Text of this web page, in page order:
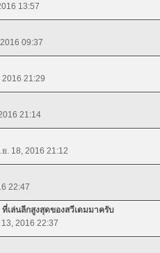
13:57
09:37
21:29
21:14
. 18, 2016 21:12
22:47
ที่เล่นลีกสูงสุดของสวีเดมมาครับ
2016 22:37